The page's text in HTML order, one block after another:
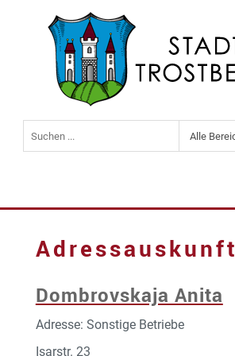
Adressauskunft
Dombrovskaja Anita
Adresse: Sonstige Betriebe
Isarstr. 23